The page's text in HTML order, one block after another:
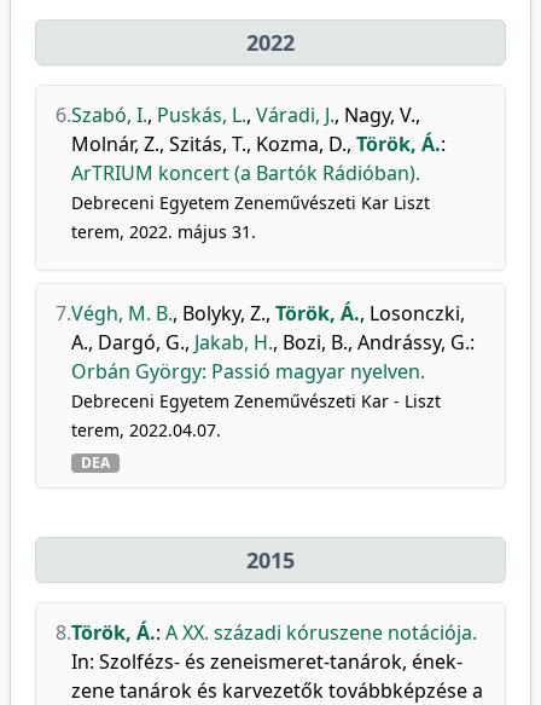
2022
6.Szabó, I., Puskás, L., Váradi, J., Nagy, V.,
Molnár, Z., Szitás, T., Kozma, D., Török, Á.:
ArTRIUM koncert (a Bartók Rádióban).
Debreceni Egyetem Zeneművészeti Kar Liszt
terem, 2022. május 31.
7.Végh, M. B., Bolyky, Z., Török, Á., Losonczki,
A., Dargó, G., Jakab, H., Bozi, B., Andrássy, G.:
Orbán György: Passió magyar nyelven.
Debreceni Egyetem Zeneművészeti Kar - Liszt
terem, 2022.04.07.
DEA
2015
8.Török, Á.: A XX. századi kóruszene notációja.
In: Szolfézs- és zeneismeret-tanárok, ének-
zene tanárok és karvezetők továbbképzése a